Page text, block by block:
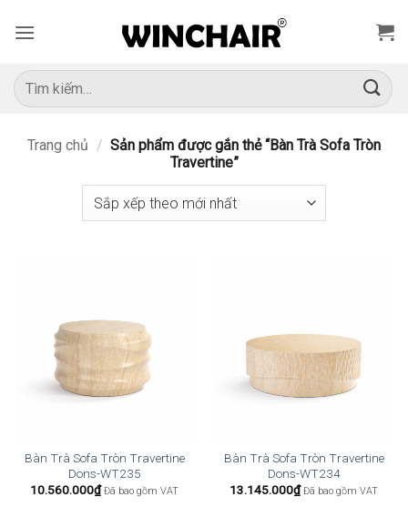
qua
dung
Tìm
kiếm:
Trang chủ / Sản phẩm được gắn thẻ “Bàn Trà Sofa Tròn
Travertine”
Bàn Trà Sofa Tròn Travertine
Dons-WT235
10.560.000₫ Đã bao gồm VAT
Bàn Trà Sofa Tròn Travertine
Dons-WT234
13.145.000₫ Đã bao gồm VAT